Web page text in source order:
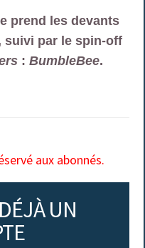
prend les devants
suivi par le spin-off
:BumbleBee.
aux abonnés.
DÉJÀ UN